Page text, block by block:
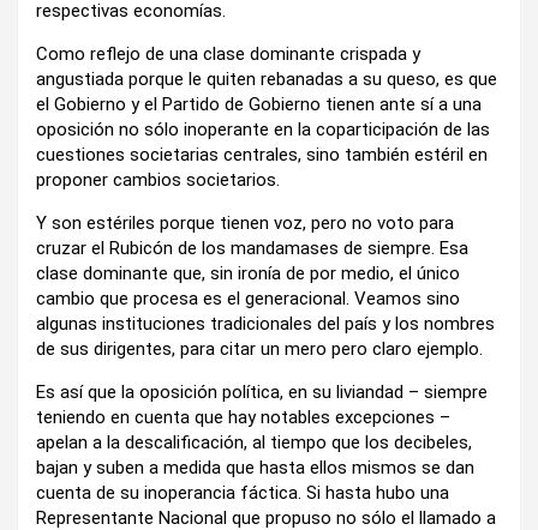
respectivas economías.
Como reflejo de una clase dominante crispada y
angustiada porque le quiten rebanadas a su queso, es que
el Gobierno y el Partido de Gobierno tienen ante sí a una
oposición no sólo inoperante en la coparticipación de las
cuestiones societarias centrales, sino también estéril en
proponer cambios societarios.
Y son estériles porque tienen voz, pero no voto para
cruzar el Rubicón de los mandamases de siempre. Esa
clase dominante que, sin ironía de por medio, el único
cambio que procesa es el generacional. Veamos sino
algunas instituciones tradicionales del país y los nombres
de sus dirigentes, para citar un mero pero claro ejemplo.
Es así que la oposición política, en su liviandad – siempre
teniendo en cuenta que hay notables excepciones –
apelan a la descalificación, al tiempo que los decibeles,
bajan y suben a medida que hasta ellos mismos se dan
cuenta de su inoperancia fáctica. Si hasta hubo una
Representante Nacional que propuso no sólo el llamado a